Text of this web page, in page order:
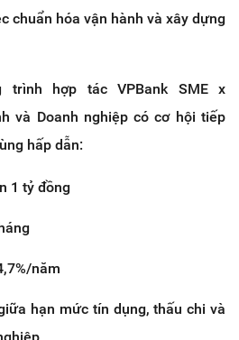
chuẩn hóa vận hành và xây dựng
trình hợp tác VPBank SME x
và Doanh nghiệp có cơ hội tiếp
hấp dẫn:
1 tỷ đồng
năm
hạn mức tín dụng, thấu chi và